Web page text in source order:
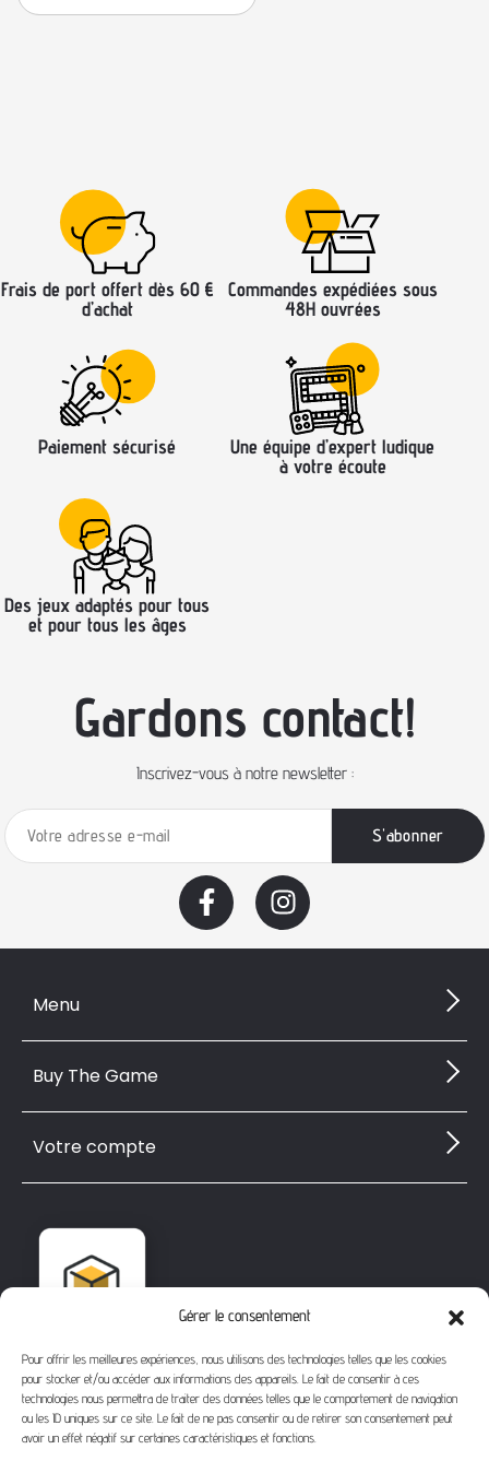
Gérer le consentement
Pour offrir les meilleures expériences, nous utilisons des technologies telles que les cookies
pour stocker et/ou accéder aux informations des appareils. Le fait de consentir à ces
technologies nous permettra de traiter des données telles que le comportement de navigation
ou les ID uniques sur ce site. Le fait de ne pas consentir ou de retirer son consentement peut
avoir un effet négatif sur certaines caractéristiques et fonctions.
Frais de port offert dès 60 €
d’achat
Commandes expédiées sous
48H ouvrées
Paiement sécurisé
Une équipe d’expert ludique
à votre écoute
Des jeux adaptés pour tous
et pour tous les âges
Gardons contact!
Inscrivez-vous à notre newsletter :
1112 Bd Fernand Darchicourt
Menu
Buy The Game
Votre compte